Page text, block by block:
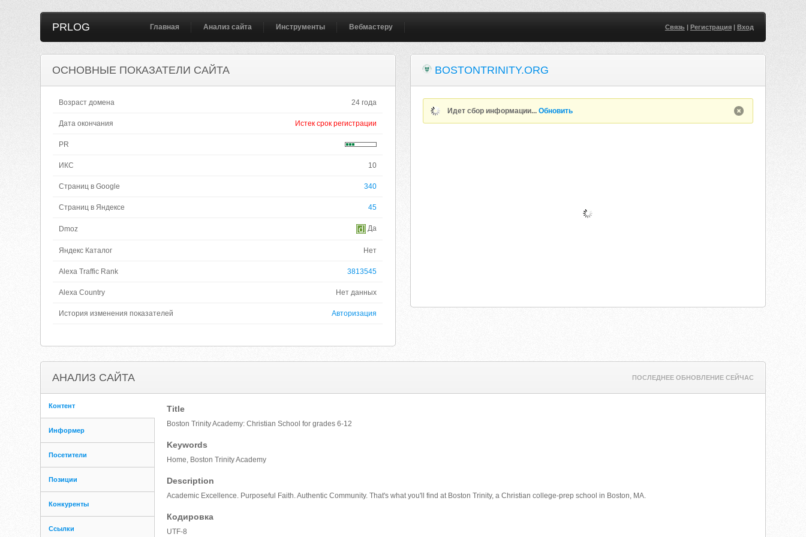
PRLOG Главная Анализ сайта Инструменты Вебмастеру Связь| Регистрация| Вход
ОСНОВНЫЕ ПОКАЗАТЕЛИ САЙТА
Возраст домена 24 года
Дата окончания Истек срок регистрации
PR
ИКС 10
Страниц в Google 340
Страниц в Яндексе 45
Dmoz Да
Яндекс Каталог Нет
Alexa Traffic Rank 3813545
Alexa Country Нет данных
История изменения показателей Авторизация
BOSTONTRINITY.ORG
Идет сбор информации...Обновить
АНАЛИЗ САЙТА ПОСЛЕДНЕЕ ОБНОВЛЕНИЕ СЕЙЧАС
Контент
Информер
Посетители
Позиции
Конкуренты
Ссылки
Title
Boston Trinity Academy: Christian School for grades 6-12
Keywords
Home, Boston Trinity Academy
Description
Academic Excellence. Purposeful Faith. Authentic Community. That's what you'll find at Boston Trinity, a Christian college-prep school in Boston, MA.
Кодировка
UTF-8